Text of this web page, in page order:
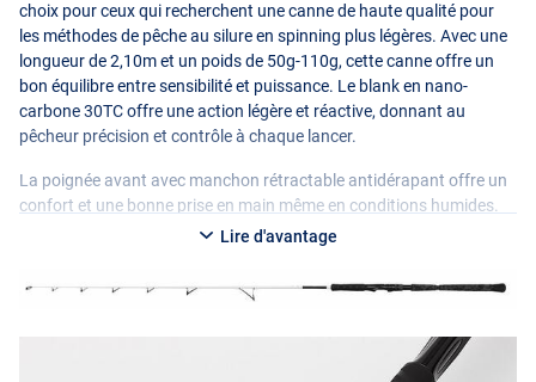
choix pour ceux qui recherchent une canne de haute qualité pour
les méthodes de pêche au silure en spinning plus légères. Avec une
longueur de 2,10m et un poids de 50g-110g, cette canne offre un
bon équilibre entre sensibilité et puissance. Le blank en nano-
carbone 30TC offre une action légère et réactive, donnant au
pêcheur précision et contrôle à chaque lancer.
La poignée avant avec manchon rétractable antidérapant offre un
confort et une bonne prise en main même en conditions humides.
Les anneaux SeaGuide d’origine réduisent les frottements et
maintient votre moulinet
fermement en place, même lors de lancers puissants. En résumé, la
les pêcheurs de silures qui apprécient la précision et la sensibilité
Lire d'avantage